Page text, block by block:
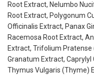
Root Extract, Nelumbo
Root Extract, Polygonum
Officinalis Extract, Panax
Racemosa Root Extract,
Extract, Trifolium Pratense
Granatum Extract, Caprylyl
Thymus Vulgaris (Thyme)